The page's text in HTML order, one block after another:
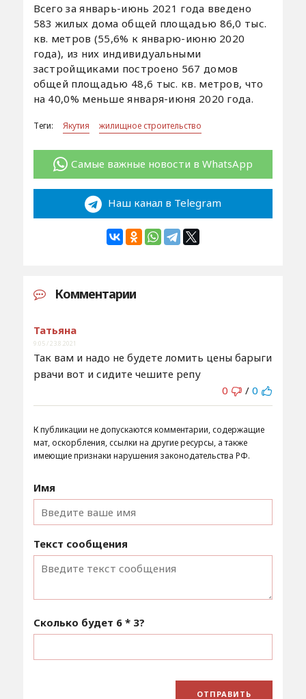
Всего за январь-июнь 2021 года введено
583 жилых дома общей площадью 86,0 тыс.
кв. метров (55,6% к январю-июню 2020
года), из них индивидуальными
застройщиками построено 567 домов
общей площадью 48,6 тыс. кв. метров, что
на 40,0% меньше января-июня 2020 года.
Теги: Якутия жилищное строительство
Самые важные новости в WhatsApp
Наш канал в Telegram
Комментарии
Татьяна
9:05 / 23.8.2021
Так вам и надо не будете ломить цены барыги
рвачи вот и сидите чешите репу
0
/ 0
К публикации не допускаются комментарии, содержащие
мат, оскорбления, ссылки на другие ресурсы, а также
имеющие признаки нарушения законодательства РФ.
Имя
Текст сообщения
Сколько будет 6 * 3?